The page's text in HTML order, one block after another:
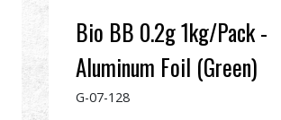
Bio BB 0.2g 1kg/Pack -
Aluminum Foil (Green)
G-07-128